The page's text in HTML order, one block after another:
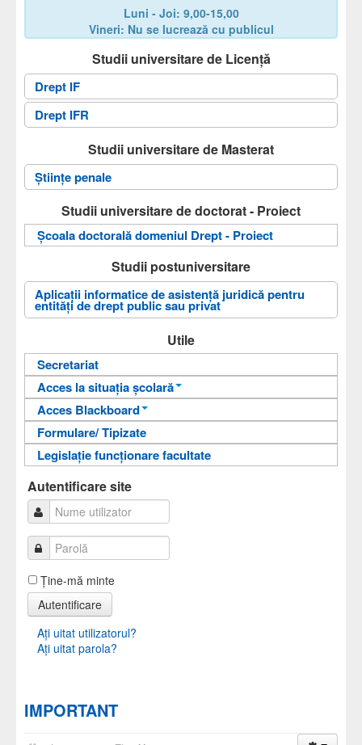
Luni - Joi: 9,00-15,00
Vineri: Nu se lucrează cu publicul
Studii universitare de Licență
Drept IF
Drept IFR
Studii universitare de Masterat
Ştiinţe penale
Studii universitare de doctorat - Proiect
Școala doctorală domeniul Drept - Proiect
Studii postuniversitare
Aplicații informatice de asistență juridică pentru
entități de drept public sau privat
Utile
Secretariat
Acces la situația școlară
Informații pentru acces
Autentificare
Acces Blackboard
Informații pentru acces
Autentificare
Formulare/ Tipizate
Legislație funcționare facultate
Autentificare site
Ţine-mă minte
Autentificare
Aţi uitat utilizatorul?
Aţi uitat parola?
IMPORTANT